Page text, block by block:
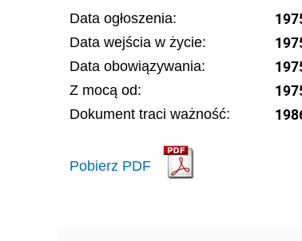
Data ogłoszenia:
Data wejścia w życie:
Data obowiązywania:
Z mocą od:
Dokument traci ważność:
Pobierz PDF